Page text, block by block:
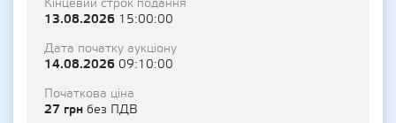
Кінцевий строк подання
13.08.2026 15:00:00
Дата початку аукціону
14.08.2026 09:10:00
Початкова ціна
27 грн без ПДВ